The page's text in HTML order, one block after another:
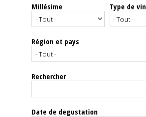
Notes
dégustation
Le
magazine
Millésime Type de vin
Région et pays
Rechercher
Date de degustation